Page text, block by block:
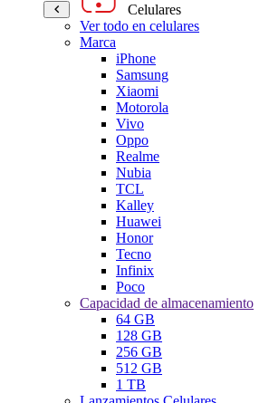
Celulares
Ver todo en celulares
Marca
iPhone
Samsung
Xiaomi
Motorola
Vivo
Oppo
Realme
Nubia
TCL
Kalley
Huawei
Honor
Tecno
Infinix
Poco
Capacidad de almacenamiento
64 GB
128 GB
256 GB
512 GB
1 TB